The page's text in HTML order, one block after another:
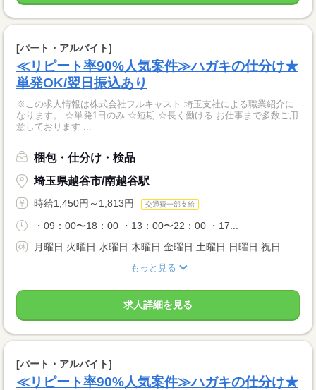
[パート・アルバイト]
≪リピート率90%人気案件≫ハガキの仕分け★
単発OK/翌日振込あり
※この求人情報は株式会社フルキャスト 埼玉支社による職業紹介に
なります。 ☆単発1日のみ ☆短期 ☆長く働ける お仕事まで多数ご用
意しております ...
梱包・仕分け・検品
埼玉県越谷市/南越谷駅
時給1,450円～1,813円 交通費一部支給
・09：00〜18：00 ・13：00〜22：00 ・17...
月曜日 火曜日 水曜日 木曜日 金曜日 土曜日 日曜日 祝日
もっと見る
求人詳細を見る
[パート・アルバイト]
≪リピート率90%人気案件≫ハガキの仕分け★